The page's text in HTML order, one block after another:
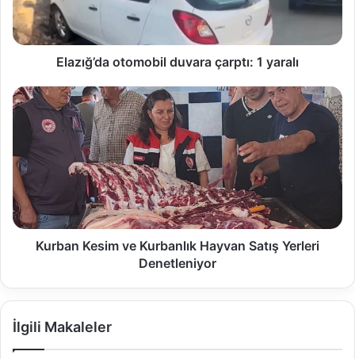
Elazığ’da otomobil duvara çarptı: 1 yaralı
Kurban Kesim ve Kurbanlık Hayvan Satış Yerleri
Denetleniyor
İlgili Makaleler